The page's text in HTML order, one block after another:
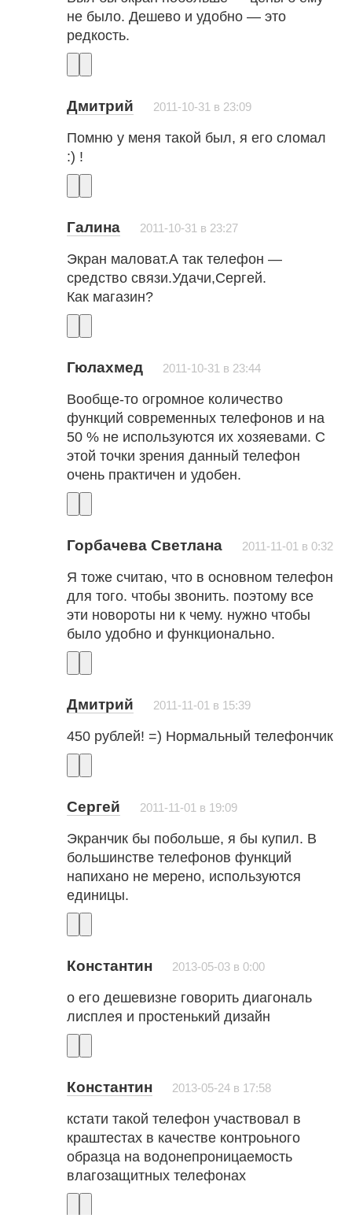
не было. Дешево и удобно — это
редкость.
Дмитрий 2011-10-31 в 23:09
Помню у меня такой был, я его сломал
:) !
Галина 2011-10-31 в 23:27
Экран маловат.А так телефон —
средство связи.Удачи,Сергей.
Как магазин?
Гюлахмед 2011-10-31 в 23:44
Вообще-то огромное количество
функций современных телефонов и на
50 % не используются их хозяевами. С
этой точки зрения данный телефон
очень практичен и удобен.
Горбачева Светлана 2011-11-01 в 0:32
Я тоже считаю, что в основном телефон
для того. чтобы звонить. поэтому все
эти новороты ни к чему. нужно чтобы
было удобно и функционально.
Дмитрий 2011-11-01 в 15:39
450 рублей! =) Нормальный телефончик
Сергей 2011-11-01 в 19:09
Экранчик бы побольше, я бы купил. В
большинстве телефонов функций
напихано не мерено, используются
единицы.
Константин 2013-05-03 в 0:00
о его дешевизне говорить диагональ
лисплея и простенький дизайн
Константин 2013-05-24 в 17:58
кстати такой телефон участвовал в
краштестах в качестве контроьного
образца на водонепроницаемость
влагозащитных телефонах